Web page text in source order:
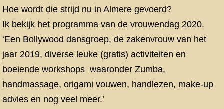
Hoe wordt die strijd nu in Almere gevoerd?
Ik bekijk het programma van de vrouwendag 2020.
‘Een Bollywood dansgroep, de zakenvrouw van het
jaar 2019, diverse leuke (gratis) activiteiten en
boeiende workshops waaronder Zumba,
handmassage, origami vouwen, handlezen, make-up
advies en nog veel meer.’